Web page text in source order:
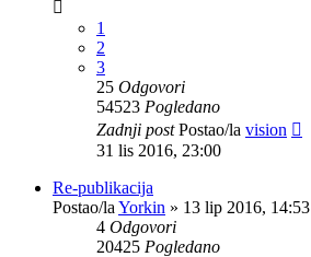
1
2
3
25 Odgovori
54523 Pogledano
Zadnji postPostao/la vision
31 lis 2016, 23:00
Re-publikacija
Postao/la Yorkin » 13 lip 2016, 14:53
4 Odgovori
20425 Pogledano